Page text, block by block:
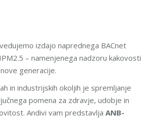
izdajo naprednega BACnet
– namenjenega nadzoru kakovosti
generacije.
in industrijskih okoljih je spremljanje
pomena za zdravje, udobje in
Andivi vam predstavlja ANB-